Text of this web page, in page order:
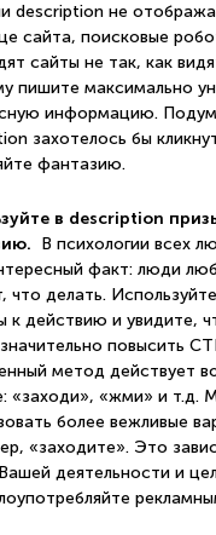
description не
сайта, поисковые
сайты не так, как
пишите максимально
информацию.
захотелось бы
фантазию.
в description
В психологии всех
факт: люди
что делать.
к действию и увидите,
повысить
метод действует
«заходи», «жми» и т.д.
более вежливые
«заходите». Это
деятельности и